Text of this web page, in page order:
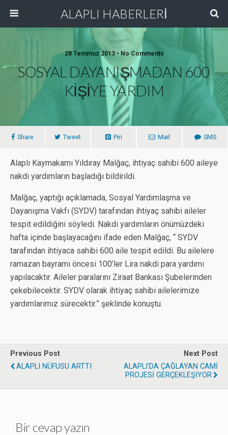
ALAPLI HABERLERİ
28 Temmuz 2013 • No Comments
SOSYAL DAYANIŞMADAN 600
KİŞİYE YARDIM
Share Tweet Pin Mail SMS
Alaplı Kaymakamı Yıldıray Malğaç, ihtiyaç sahibi 600 aileye
nakdi yardımların başladığı bildirildi.
Malğaç, yaptığı açıklamada, Sosyal Yardımlaşma ve
Dayanışma Vakfı (SYDV) tarafından ihtiyaç sahibi aileler
tespit edildiğini söyledi. Nakdi yardımların önümüzdeki
hafta içinde başlayacağını ifade eden Malğaç, “ SYDV
tarafından ihtiyaca sahibi 600 aile tespit edildi. Bu ailelere
ramazan bayramı öncesi 100’ler Lira nakdi para yardımı
yapılacaktır. Aileler paralarını Ziraat Bankası Şubelerinden
çekebilecektir. SYDV olarak ihtiyaç sahibi ailelerimize
yardımlarımız sürecektir.” şeklinde konuştu.
Previous Post
ALAPLI NÜFUSU ARTTI
Next Post
ALAPLI'DA ÇAĞLAYAN CAMİ
PROJESİ GERÇEKLEŞİYOR
Bir cevap yazın